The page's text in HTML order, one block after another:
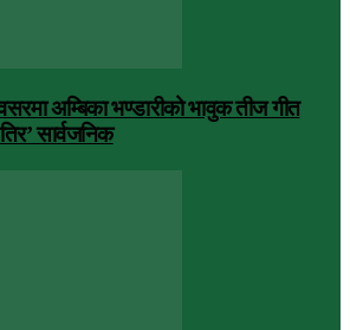
अम्बिका भण्डारीको भावुक तीज गीत
सार्वजनिक